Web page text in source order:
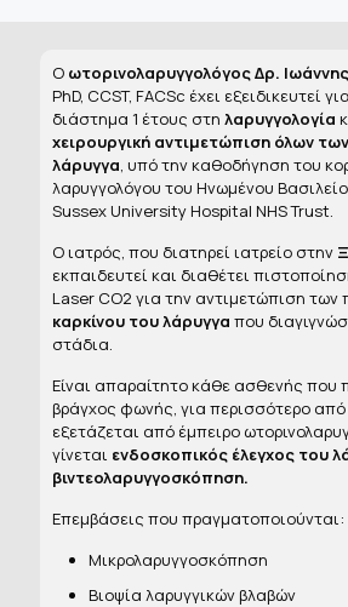
Ο ωτορινολαρυγγολόγος Δρ.
PhD, CCST, FACSc έχει εξειδικευτεί
διάστημα 1 έτους στη λαρυγγολογία
χειρουργική αντιμετώπιση όλων
λάρυγγα , υπό την καθοδήγηση του
λαρυγγολόγου του Ηνωμένου
Sussex University Hospital NHS Trust.
Ο ιατρός, που διατηρεί ιατρείο στην
εκπαιδευτεί και διαθέτει
Laser CO2 για την αντιμετώπιση
καρκίνου του λάρυγγα που
στάδια.
Είναι απαραίτητο κάθε ασθενής που
βράγχος φωνής, για περισσότερο
εξετάζεται από έμπειρο
γίνεται ενδοσκοπικός έλεγχος του
βιντεολαρυγγοσκόπηση.
Επεμβάσεις που πραγματοποιούνται:
Μικρολαρυγγοσκόπηση
Βιοψία λαρυγγικών βλαβών